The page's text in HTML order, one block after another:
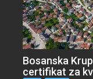
Bosanska
certifikat za